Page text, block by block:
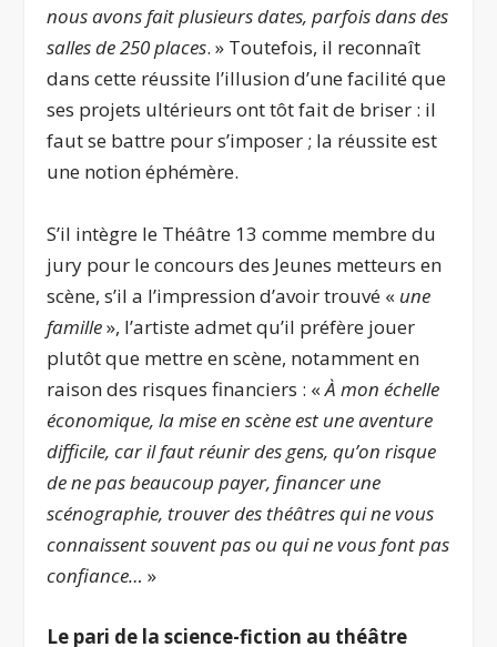
nous avons fait plusieurs dates, parfois dans des
salles de 250 places. » Toutefois, il reconnaît
dans cette réussite l’illusion d’une facilité que
ses projets ultérieurs ont tôt fait de briser : il
faut se battre pour s’imposer ; la réussite est
une notion éphémère.
S’il intègre le Théâtre 13 comme membre du
jury pour le concours des Jeunes metteurs en
scène, s’il a l’impression d’avoir trouvé « une
famille», l’artiste admet qu’il préfère jouer
plutôt que mettre en scène, notamment en
raison des risques financiers : «À mon échelle
économique, la mise en scène est une aventure
difficile, car il faut réunir des gens, qu’on risque
de ne pas beaucoup payer, financer une
scénographie, trouver des théâtres qui ne vous
connaissent souvent pas ou qui ne vous font pas
confiance…»
Le pari de la science-fiction au théâtre